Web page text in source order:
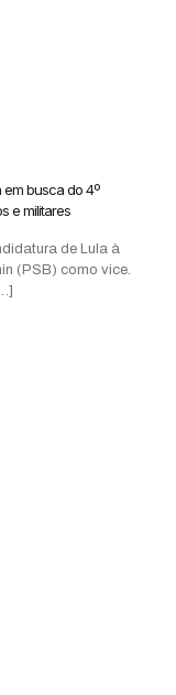
busca do 4º
e militares
de Lula à
(PSB) como vice.